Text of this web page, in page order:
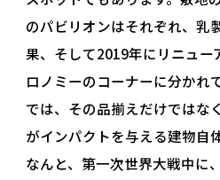
のパビリオンはそれぞれ、乳
果、そして2019年にリニュー
ロノミーのコーナーに分かれ
では、その品揃えだけではな
がインパクトを与える建物自
なんと、第一次世界大戦中に